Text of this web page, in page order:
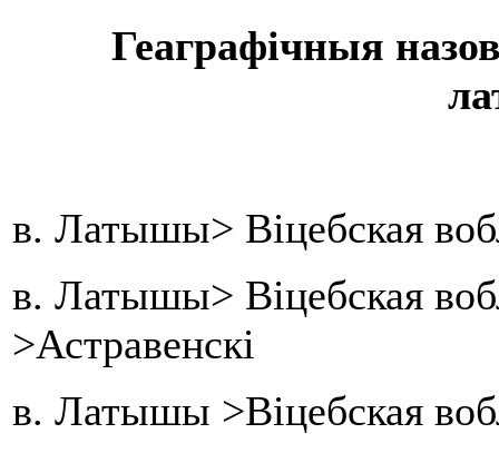
Геаграфічныя
в. Латышы> Віцебская
в. Латышы> Віцебская
>Астравенскі
в. Латышы >Віцебская